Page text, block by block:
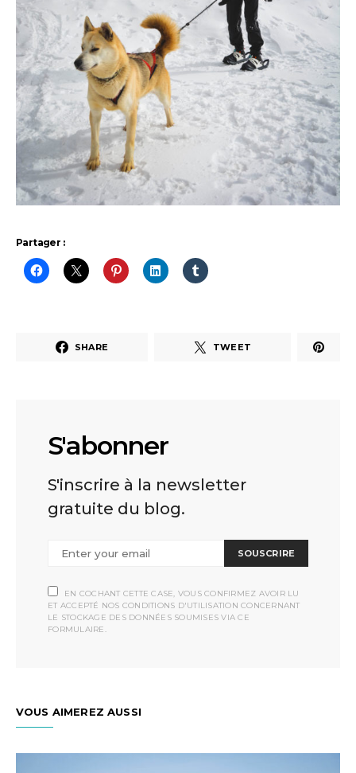
Partager :
SHARE TWEET
S'abonner
S'inscrire à la newsletter
gratuite du blog.
SOUSCRIRE
EN COCHANT CETTE CASE, VOUS CONFIRMEZ AVOIR LU
ET ACCEPTÉ NOS CONDITIONS D'UTILISATION CONCERNANT
LE STOCKAGE DES DONNÉES SOUMISES VIA CE
FORMULAIRE.
VOUS AIMEREZ AUSSI